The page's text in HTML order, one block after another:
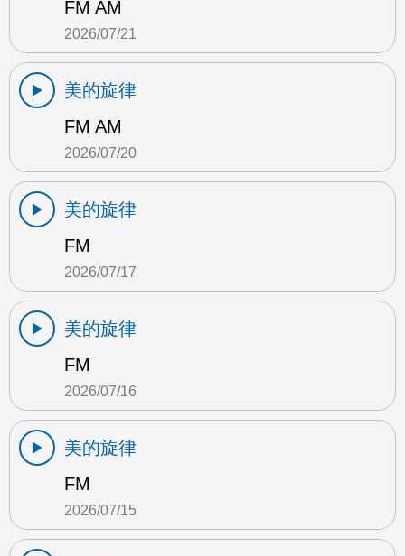
FM AM
2026/07/21
美的旋律
FM AM
2026/07/20
美的旋律
FM
2026/07/17
美的旋律
FM
2026/07/16
美的旋律
FM
2026/07/15